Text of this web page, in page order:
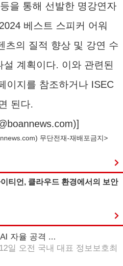
을 통해 선발한 명강연자
베스트 스피커 어워
츠의 질적 향상 및 강연 수
계획이다. 이와 관련된
이지를 참조하거나 ISEC
된다.
)]
) 무단전재-재배포금지>
티언, 클라우드 환경에서의 보안
자율 공격 ...
일 오전 국내 대표 정보보호최